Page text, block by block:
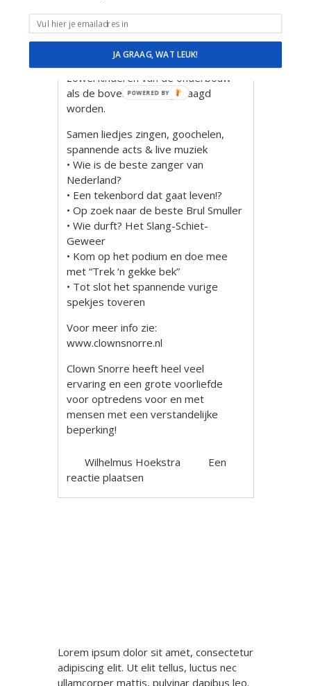
SNØRRE stemt zijn voorstellingen af
op het niveau en de belevingswereld
van de aanwezige kinderen. Zodat
zowel kinderen van de onderbouw
als de bovenbouw uitgedaagd
worden.
Samen liedjes zingen, goochelen,
spannende acts & live muziek
• Wie is de beste zanger van
Nederland?
• Een tekenbord dat gaat leven!?
• Op zoek naar de beste Brul Smuller
• Wie durft? Het Slang-Schiet-
Geweer
• Kom op het podium en doe mee
met “Trek ‘n gekke bek”
• Tot slot het spannende vurige
spekjes toveren
Voor meer info zie:
www.clownsnorre.nl
Clown Snorre heeft heel veel
ervaring en een grote voorliefde
voor optredens voor en met
mensen met een verstandelijke
beperking!
Wilhelmus Hoekstra
Een
reactie plaatsen
Lorem ipsum dolor sit amet, consectetur
adipiscing elit. Ut elit tellus, luctus nec
ullamcorper mattis, pulvinar dapibus leo.
JA GRAAG, WAT LEUK!
POWERED BY